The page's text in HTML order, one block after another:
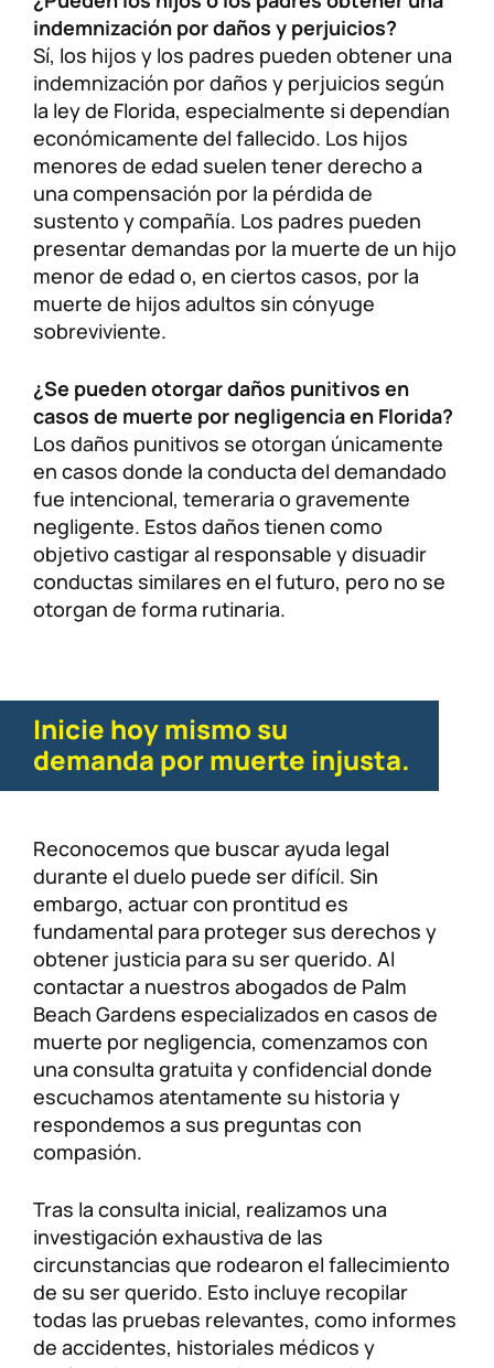
indemnización por daños y perjuicios?
Sí, los hijos y los padres pueden obtener una
indemnización por daños y perjuicios según
la ley de Florida, especialmente si dependían
económicamente del fallecido. Los hijos
menores de edad suelen tener derecho a
una compensación por la pérdida de
sustento y compañía. Los padres pueden
presentar demandas por la muerte de un hijo
menor de edad o, en ciertos casos, por la
muerte de hijos adultos sin cónyuge
sobreviviente.
¿Se pueden otorgar daños punitivos en
casos de muerte por negligencia en Florida?
Los daños punitivos se otorgan únicamente
en casos donde la conducta del demandado
fue intencional, temeraria o gravemente
negligente. Estos daños tienen como
objetivo castigar al responsable y disuadir
conductas similares en el futuro, pero no se
otorgan de forma rutinaria.
Inicie hoy mismo su
demanda por muerte injusta.
Reconocemos que buscar ayuda legal
durante el duelo puede ser difícil. Sin
embargo, actuar con prontitud es
fundamental para proteger sus derechos y
obtener justicia para su ser querido. Al
contactar a nuestros abogados de Palm
Beach Gardens especializados en casos de
muerte por negligencia, comenzamos con
una consulta gratuita y confidencial donde
escuchamos atentamente su historia y
respondemos a sus preguntas con
compasión.
Tras la consulta inicial, realizamos una
investigación exhaustiva de las
circunstancias que rodearon el fallecimiento
de su ser querido. Esto incluye recopilar
todas las pruebas relevantes, como informes
de accidentes, historiales médicos y